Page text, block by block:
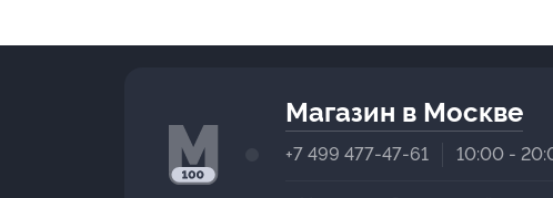
Магазин в Москве
+7 499 477-47-61 10:00 -